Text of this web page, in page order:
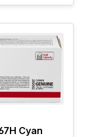
Cyan